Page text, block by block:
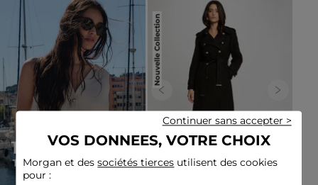
Nouvelle Collection
Previous Next
VOS DONNEES, VOTRE CHOIX
Morgan et dessociétés tierces utilisent des cookies
pour :
Continuer sans accepter >